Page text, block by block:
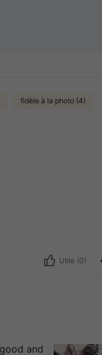
fidèle à la photo (4)
Utile (0)
and